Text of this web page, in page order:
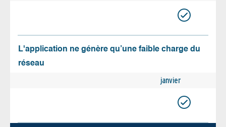
L'application ne génère qu’une faible charge du
réseau
janvier